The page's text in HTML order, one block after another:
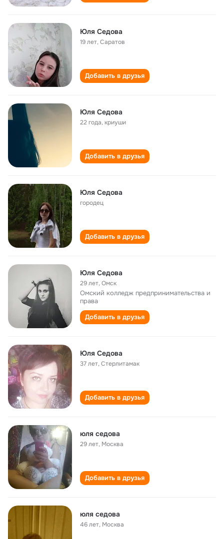
Юля Седова
19 лет,Саратов
Добавить в друзья
Юля Седова
22 года,криуши
Добавить в друзья
Юля Седова
городец
Добавить в друзья
Юля Седова
29 лет,Омск
Омский колледж предпринимательства и
права
Добавить в друзья
Юля Седова
37 лет,Стерлитамак
Добавить в друзья
юля седова
29 лет, Москва
Добавить в друзья
юля седова
46 лет, Москва